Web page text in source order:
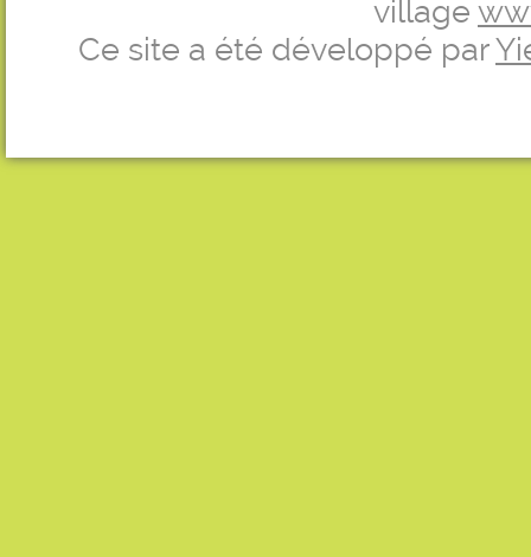
village
Ce site a été développé par